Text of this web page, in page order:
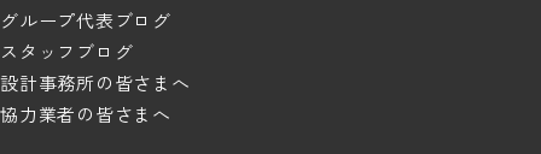
グループ代表ブログ
スタッフブログ
設計事務所の皆さまへ
協力業者の皆さまへ